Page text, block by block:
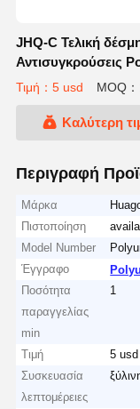
JHQ-C Τελική
Αντισυγκρούσεις
ανελκυστήρα για
Τιμή：5 usd MOQ：
Καλύτερη
Περιγραφή
Μάρκα
Πιστοποίηση
Model Number
Έγγραφο
Ποσότητα
παραγγελίας
min
1
Τιμή
5 usd
Συσκευασία
λεπτομέρειες